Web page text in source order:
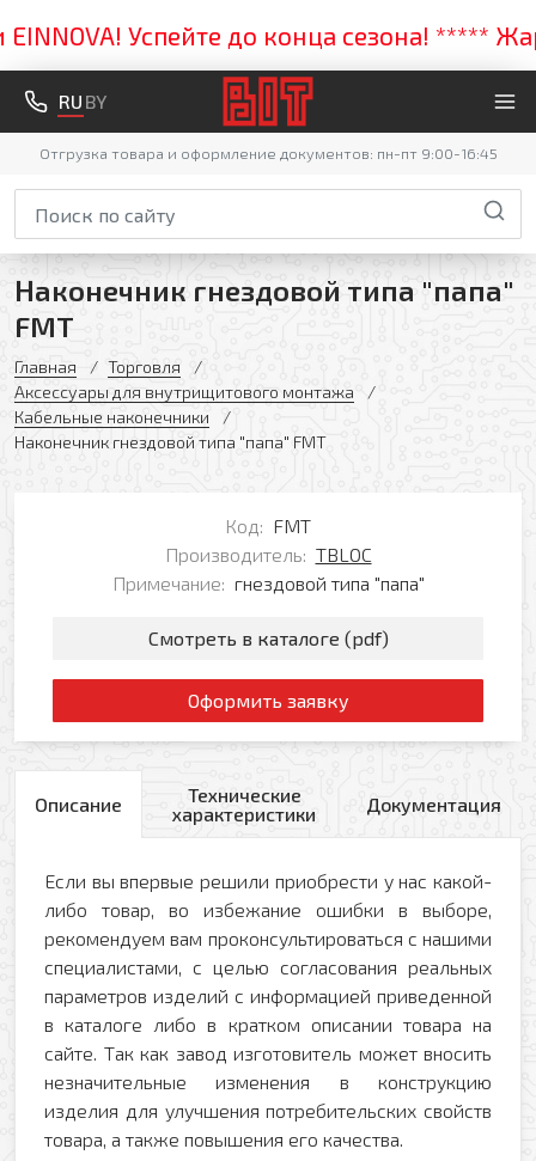
Успейте до конца сезона! *****
RU BY
Отгрузка товара и оформление документов: пн-пт 9:00-16:45
Наконечник гнездовой типа "папа"
FMT
Главная
Торговля
Аксессуары для внутрищитового монтажа
Кабельные наконечники
Наконечник гнездовой типа "папа" FMT
Код: FMT
Производитель: TBLOC
Примечание: гнездовой типа "папа"
Смотреть в каталоге (pdf)
Оформить заявку
Описание
Технические
характеристики
Документация
Если вы впервые решили приобрести у нас какой-
либо товар, во избежание ошибки в выборе,
рекомендуем вам проконсультироваться с нашими
специалистами, с целью согласования реальных
параметров изделий с информацией приведенной
в каталоге либо в кратком описании товара на
сайте. Так как завод изготовитель может вносить
незначительные изменения в конструкцию
изделия для улучшения потребительских свойств
товара, а также повышения его качества.